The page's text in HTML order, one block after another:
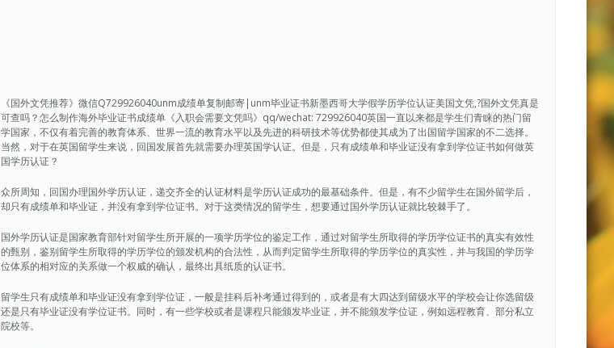
《国外文凭推荐》微信Q729926040unm成绩单复制邮寄|unm毕业证书新墨西哥大学假学历学位认证美国文凭,?国外文凭真是
可查吗？怎么制作海外毕业证书成绩单《入职会需要文凭吗》qq/wechat: 729926040英国一直以来都是学生们青睐的热门留
学国家，不仅有着完善的教育体系、世界一流的教育水平以及先进的科研技术等优势都使其成为了出国留学国家的不二选择。
当然，对于在英国留学生来说，回国发展首先就需要办理英国学认证。但是，只有成绩单和毕业证没有拿到学位证书如何做英
国学历认证？
众所周知，回国办理国外学历认证，递交齐全的认证材料是学历认证成功的最基础条件。但是，有不少留学生在国外留学后，
却只有成绩单和毕业证，并没有拿到学位证书。对于这类情况的留学生，想要通过国外学历认证就比较棘手了。
国外学历认证是国家教育部针对留学生所开展的一项学历学位的鉴定工作，通过对留学生所取得的学历学位证书的真实有效性
的甄别，鉴别留学生所取得的学历学位的颁发机构的合法性，从而判定留学生所取得的学历学位的真实性，并与我国的学历学
位体系的相对应的关系做一个权威的确认，最终出具纸质的认证书。
留学生只有成绩单和毕业证没有拿到学位证，一般是挂科后补考通过得到的，或者是有大四达到留级水平的学校会让你选留级
还是只有毕业证没有学位证书。同时，有一些学校或者是课程只能颁发毕业证，并不能颁发学位证，例如远程教育、部分私立
院校等。